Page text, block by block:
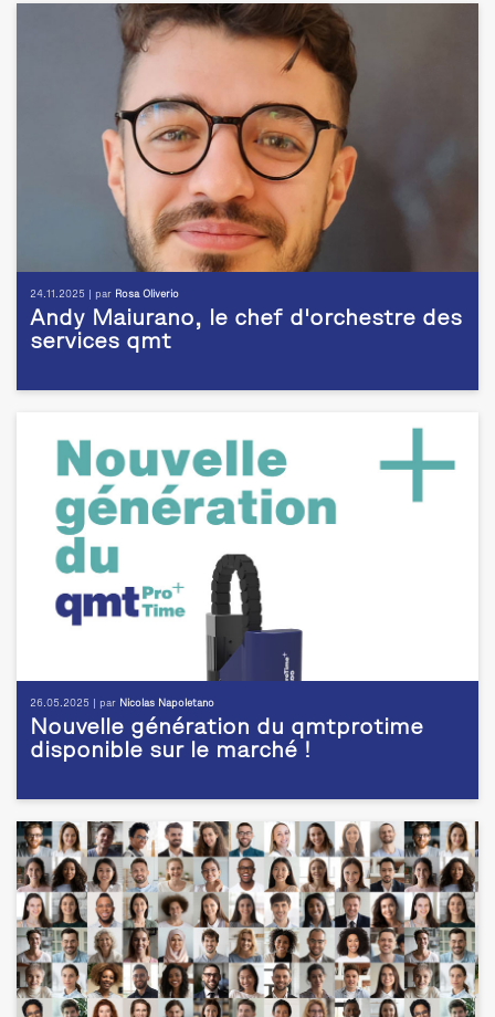
24.11.2025 | par Rosa Oliverio
Andy Maiurano, le chef d'orchestre des
services qmt
26.05.2025 | par Nicolas Napoletano
Nouvelle génération du qmtprotime
disponible sur le marché !